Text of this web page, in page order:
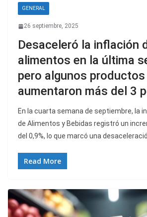
GENERAL
26 septiembre, 2025
Desaceleró la inflación
alimentos en la última
pero algunos productos
aumentaron más del 3
En la cuarta semana de septiembre, la
de Alimentos y Bebidas registró un
del 0,9%, lo que marcó una
Read More